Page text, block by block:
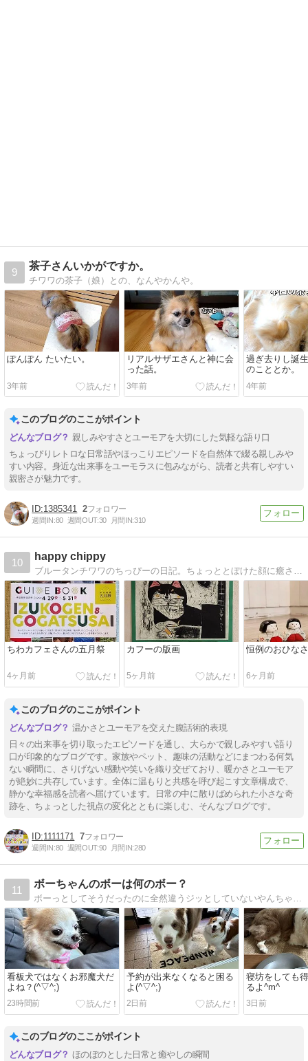
9
茶子さんいかがですか。
チワワの茶子（娘）との、なんやかんや。
ぽんぽん たいたい。
3年前
リアルサザエさんと神に会
った話。
3年前
過ぎ去りし誕
のこととか。
4年前
このブログのここがポイント
親しみやすさとユーモアを大切にした気軽な語り口
ちょっぴりレトロな日常話やほっこりエピソードを自然体で綴る親しみや
すい内容。身近な出来事をユーモラスに包みながら、読者と共有しやすい
親密さが魅力です。
1385341 2
週間IN:80 週間OUT:30 月間IN:310
10
happy chippy
ちわカフェさんの五月祭
4ヶ月前
カフーの版画
5ヶ月前
恒例のおひな
6ヶ月前
このブログのここがポイント
温かさとユーモアを交えた腹話術的表現
日々の出来事を切り取ったエピソードを通し、大らかで親しみやすい語り
口が印象的なブログです。家族やペット、趣味の活動などにまつわる何気
ない瞬間に、さりげない感動や笑いを織り交ぜており、暖かさとユーモア
が絶妙に共存しています。全体に温もりと共感を呼び起こす文章構成で、
静かな幸福感を読者へ届けています。日常の中に散りばめられた小さな奇
跡を、ちょっとした視点の変化とともに楽しむ、そんなブログです。
1111171 7
週間IN:80 週間OUT:90 月間IN:280
11
ボーちゃんのボーは何のボー？
看板犬ではなくお邪魔犬だ
よね？(^▽^;)
23時間前
予約が出来なくなると困る
よ(^▽^;)
2日前
寝坊をしても
るよ^m^
3日前
このブログのここがポイント
ほのぼのとした日常と癒やしの瞬間